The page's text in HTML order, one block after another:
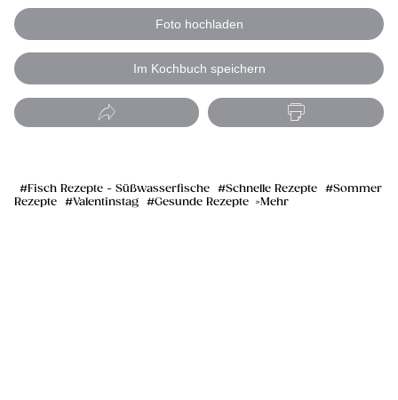
Foto hochladen
Im Kochbuch speichern
Fisch Rezepte - Süßwasserfische Schnelle Rezepte
Sommer
Rezepte
Valentinstag Gesunde Rezepte Mehr